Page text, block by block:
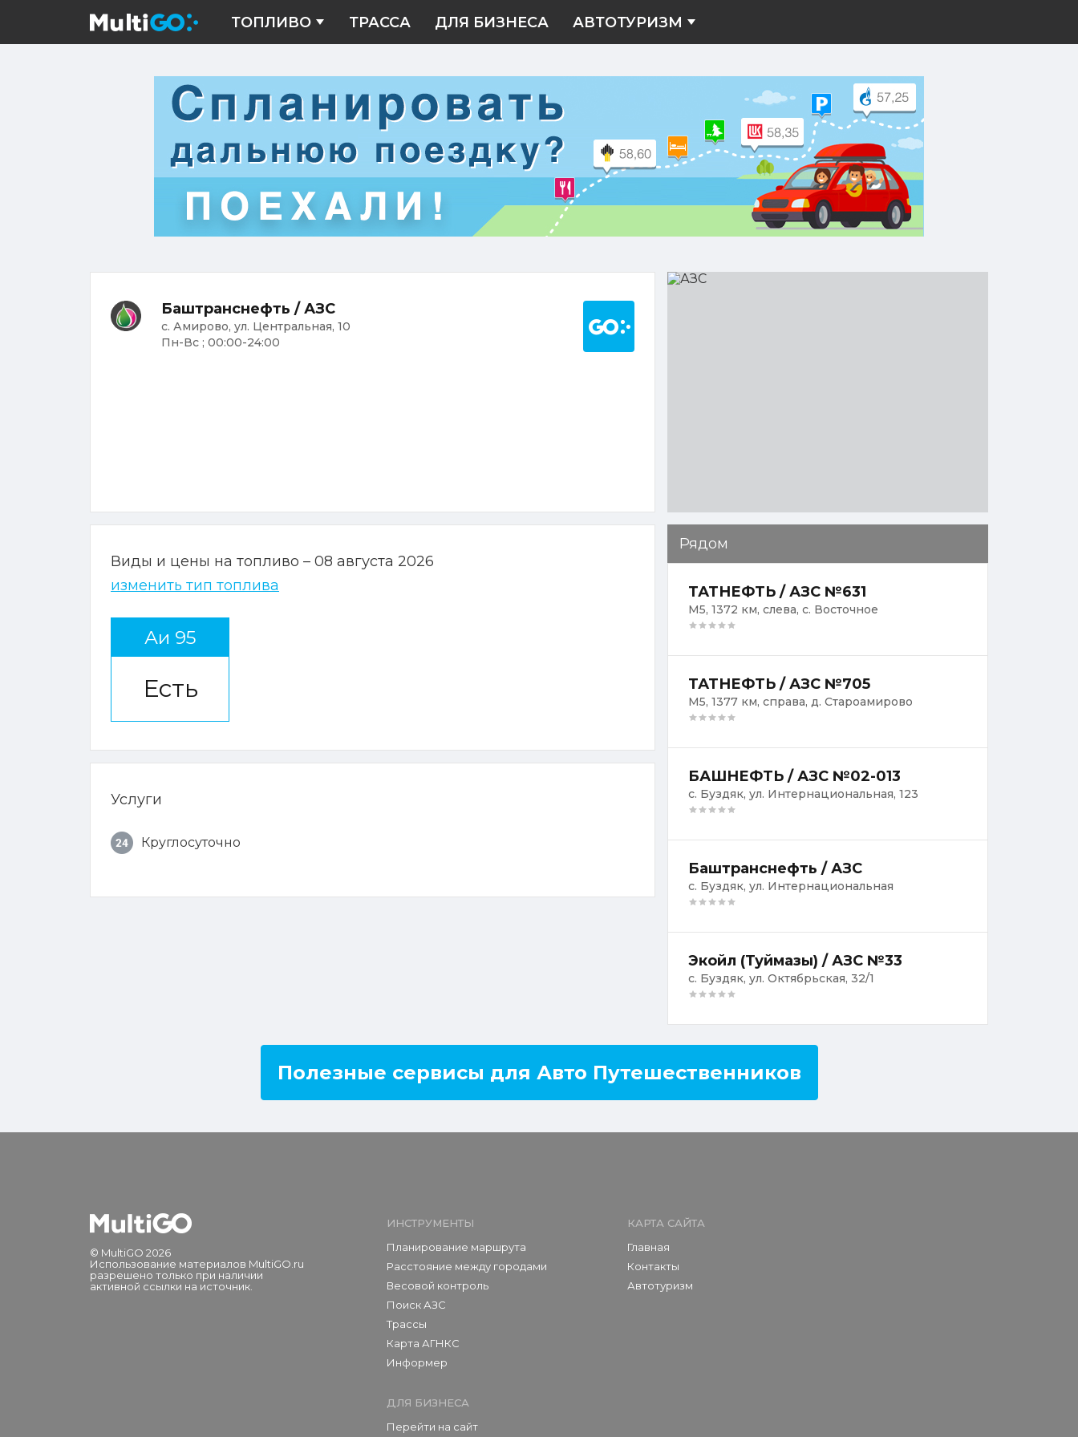
ТОПЛИВО ТРАССА ДЛЯ БИЗНЕСА АВТОТУРИЗМ
Баштранснефть / АЗС
с. Амирово, ул. Центральная, 10
Пн-Вс ; 00:00-24:00
Построить маршрут на Yandex.
АЗС
Виды и цены на топливо – 08 августа 2026
изменить тип топлива
Аи 95
Есть
Услуги
Круглосуточно
Рядом
ТАТНЕФТЬ / АЗС №631
М5, 1372 км, слева, с. Восточное
ТАТНЕФТЬ / АЗС №705
М5, 1377 км, справа, д. Староамирово
БАШНЕФТЬ / АЗС №02-013
с. Буздяк, ул. Интернациональная, 123
Баштранснефть / АЗС
с. Буздяк, ул. Интернациональная
Экойл (Туймазы) / АЗС №33
с. Буздяк, ул. Октябрьская, 32/1
Полезные сервисы для Авто Путешественников
© MultiGO 2026
Использование материалов MultiGO.ru
разрешено только при наличии
активной ссылки на источник.
ИНСТРУМЕНТЫ
Планирование маршрута
Расстояние между городами
Весовой контроль
Поиск АЗС
Трассы
Карта АГНКС
Информер
ДЛЯ БИЗНЕСА
Перейти на сайт
КАРТА САЙТА
Главная
Контакты
Автотуризм